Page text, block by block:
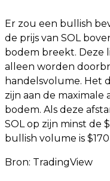
Er zou een bullish
de prijs van SOL
bodem breekt. Deze
alleen worden
handelsvolume. Het
zijn aan de maximale
bodem. Als deze
SOL op zijn minst de
bullish volume is
Bron: TradingView